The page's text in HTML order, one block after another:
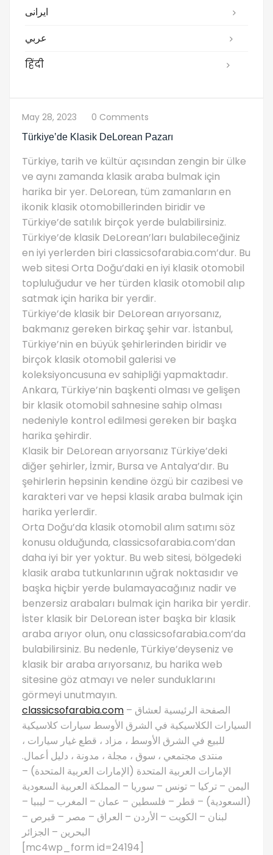
ایرانی
عربي
हिंदी
May 28, 2023 0 Comments
Türkiye’de Klasik DeLorean Pazarı
Türkiye, tarih ve kültür açısından zengin bir ülke
ve aynı zamanda klasik araba bulmak için
harika bir yer. DeLorean, tüm zamanların en
ikonik klasik otomobillerinden biridir ve
Türkiye’de satılık birçok yerde bulabilirsiniz.
Türkiye’de klasik DeLorean’ları bulabileceğiniz
en iyi yerlerden biri classicsofarabia.com’dur. Bu
web sitesi Orta Doğu’daki en iyi klasik otomobil
topluluğudur ve her türden klasik otomobil alıp
satmak için harika bir yerdir.
Türkiye’de klasik bir DeLorean arıyorsanız,
bakmanız gereken birkaç şehir var. İstanbul,
Türkiye’nin en büyük şehirlerinden biridir ve
birçok klasik otomobil galerisi ve
koleksiyoncusuna ev sahipliği yapmaktadır.
Ankara, Türkiye’nin başkenti olması ve gelişen
bir klasik otomobil sahnesine sahip olması
nedeniyle kontrol edilmesi gereken bir başka
harika şehirdir.
Klasik bir DeLorean arıyorsanız Türkiye’deki
diğer şehirler, İzmir, Bursa ve Antalya’dır. Bu
şehirlerin hepsinin kendine özgü bir cazibesi ve
karakteri var ve hepsi klasik araba bulmak için
harika yerlerdir.
Orta Doğu’da klasik otomobil alım satımı söz
konusu olduğunda, classicsofarabia.com’dan
daha iyi bir yer yoktur. Bu web sitesi, bölgedeki
klasik araba tutkunlarının uğrak noktasıdır ve
başka hiçbir yerde bulamayacağınız nadir ve
benzersiz arabaları bulmak için harika bir yerdir.
İster klasik bir DeLorean ister başka bir klasik
araba arıyor olun, onu classicsofarabia.com’da
bulabilirsiniz. Bu nedenle, Türkiye’deyseniz ve
klasik bir araba arıyorsanız, bu harika web
sitesine göz atmayı ve neler sunduklarını
görmeyi unutmayın.
classicsofarabia.com – الصفحة الرئيسية لعشاق
السيارات الكلاسيكية في الشرق الأوسط سيارات كلاسيكية
للبيع في الشرق الأوسط ، مزاد ، قطع غيار سيارات ،
منتدى مجتمعي ، سوق ، مجلة ، مدونة ، دليل أعمال.
الإمارات العربية المتحدة (الإمارات العربية المتحدة) –
اليمن – تركيا – تونس – سوريا – المملكة العربية السعودية
(السعودية) – قطر – فلسطين – عمان – المغرب – ليبيا –
لبنان – الكويت – الأردن – العراق – مصر – قبرص –
البحرين – الجزائر
[mc4wp_form id=24194]